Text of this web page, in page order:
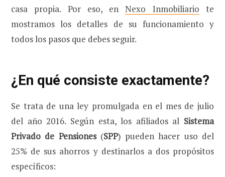
casa propia. Por eso, enNexo Inmobiliario te
mostramos los detalles de su funcionamiento y
todos los pasos que debes seguir.
¿En qué consiste exactamente?
Se trata de una ley promulgada en el mes de julio
del año 2016. Según esta, los afiliados al Sistema
Privado de Pensiones(SPP) pueden hacer uso del
25% de sus ahorros y destinarlos a dos propósitos
específicos: